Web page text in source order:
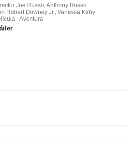
Joe Russo, Anthony Russo
Robert Downey Jr., Vanessa Kirby
- Aventura